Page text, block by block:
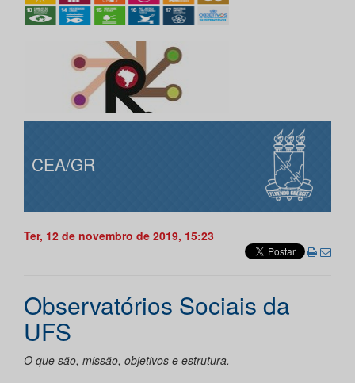
CEA/GR
Ter, 12 de novembro de 2019, 15:23
Observatórios Sociais da
UFS
O que são, missão, objetivos e estrutura.